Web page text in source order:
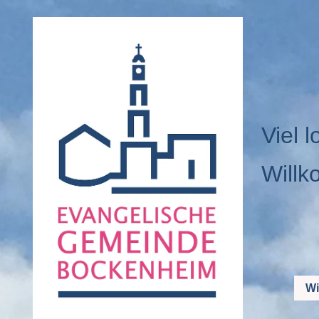
Viel